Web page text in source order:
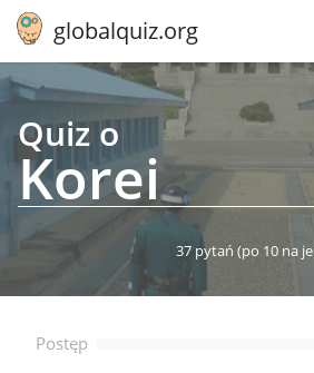
globalquiz.org
Quiz o
Korei
37 pytań (po 10 na
Postęp